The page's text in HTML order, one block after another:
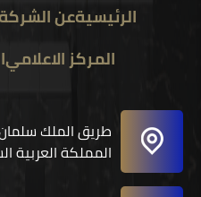
الرئيسيةعن
المركز الاعلامي
طريق الملك
المملكة العربية